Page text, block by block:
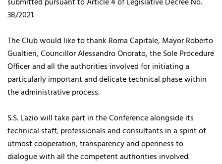
38/2021.
The Club would like to thank Roma Capitale, Mayor Roberto
Gualtieri, Councillor Alessandro Onorato, the Sole Procedure
Officer and all the authorities involved for initiating a
particularly important and delicate technical phase within
the administrative process.
S.S. Lazio will take part in the Conference alongside its
technical staff, professionals and consultants in a spirit of
utmost cooperation, transparency and openness to
dialogue with all the competent authorities involved.